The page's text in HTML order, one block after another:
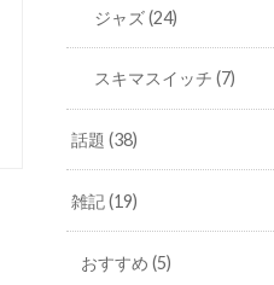
ジャズ(24)
スキマスイッチ(7)
話題(38)
雑記(19)
おすすめ (5)